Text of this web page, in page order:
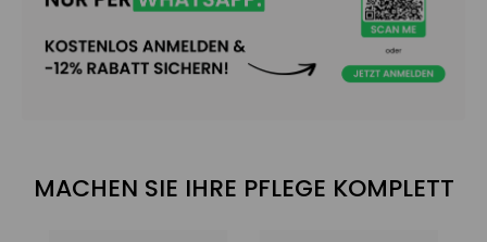
MACHEN SIE IHRE PFLEGE KOMPLETT